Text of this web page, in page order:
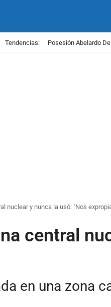
Tendencias: Posesión Abelardo
nuclear y nunca la usó: "Nos
central
en una zona